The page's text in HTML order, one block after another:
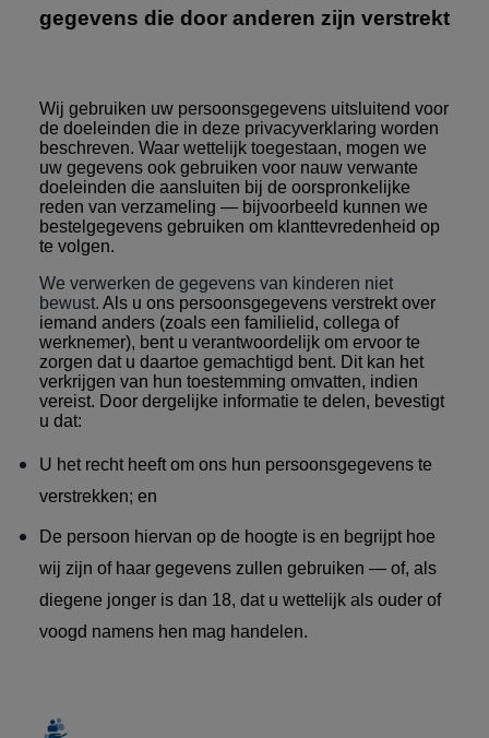
gegevens die door anderen zijn verstrekt
Wij gebruiken uw persoonsgegevens uitsluitend voor
de doeleinden die in deze privacyverklaring worden
beschreven. Waar wettelijk toegestaan, mogen we
uw gegevens ook gebruiken voor nauw verwante
doeleinden die aansluiten bij de oorspronkelijke
reden van verzameling — bijvoorbeeld kunnen we
bestelgegevens gebruiken om klanttevredenheid op
te volgen.
We verwerken de gegevens van kinderen niet
bewust. Als u ons persoonsgegevens verstrekt over
iemand anders (zoals een familielid, collega of
werknemer), bent u verantwoordelijk om ervoor te
zorgen dat u daartoe gemachtigd bent. Dit kan het
verkrijgen van hun toestemming omvatten, indien
vereist. Door dergelijke informatie te delen, bevestigt
u dat:
U het recht heeft om ons hun persoonsgegevens te
verstrekken; en
De persoon hiervan op de hoogte is en begrijpt hoe
wij zijn of haar gegevens zullen gebruiken — of, als
diegene jonger is dan 18, dat u wettelijk als ouder of
voogd namens hen mag handelen.